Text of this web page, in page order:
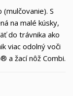
S
na malé kúsky,
do trávnika ako
viac odolný voči
a žací nôž Combi.